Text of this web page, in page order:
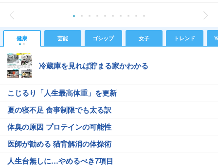
健康 芸能 ゴシップ 女子 トレンド
冷蔵庫を見れば貯まる家かわかる
こじるり「人生最高体重」を更新
夏の寝不足 食事制限でも太る訳
体臭の原因 プロテインの可能性
医師が勧める 猫背解消の体操術
人生台無しに…やめるべき7項目